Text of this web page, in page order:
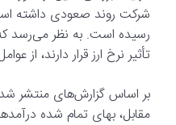
رسیده است. به نظر می‌رسد
تأثیر نرخ ارز قرار دارند، از